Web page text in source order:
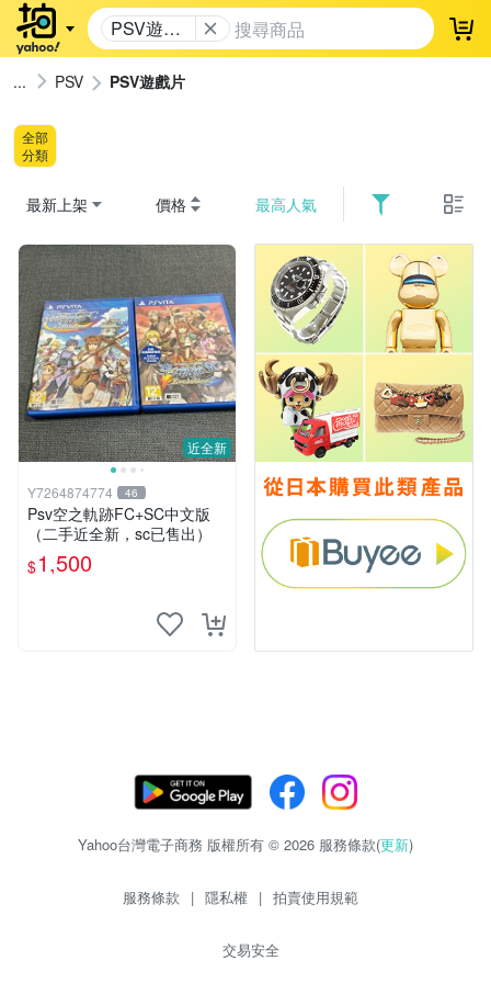
PSV遊戲
片
登
PSV PSV遊戲片
全部
分類
最新上架 價格 最高人氣
近全新
Y7264874774 46
Psv空之軌跡FC+SC中文版
（二手近全新，sc已售出）
$1,500
Yahoo台灣電子商務 版權所有 © 2026 服務條款(更新)
服務條款 | 隱私權 | 拍賣使用規範
交易安全